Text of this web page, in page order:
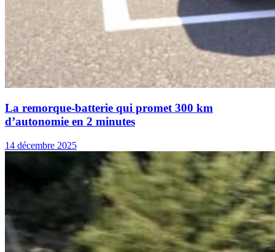
La remorque-batterie qui promet 300 km
d’autonomie en 2 minutes
14 décembre 2025